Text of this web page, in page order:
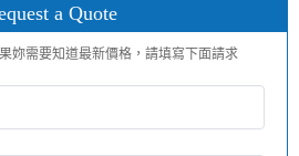
a Quote
妳需要知道最新價格，請填寫下面請求